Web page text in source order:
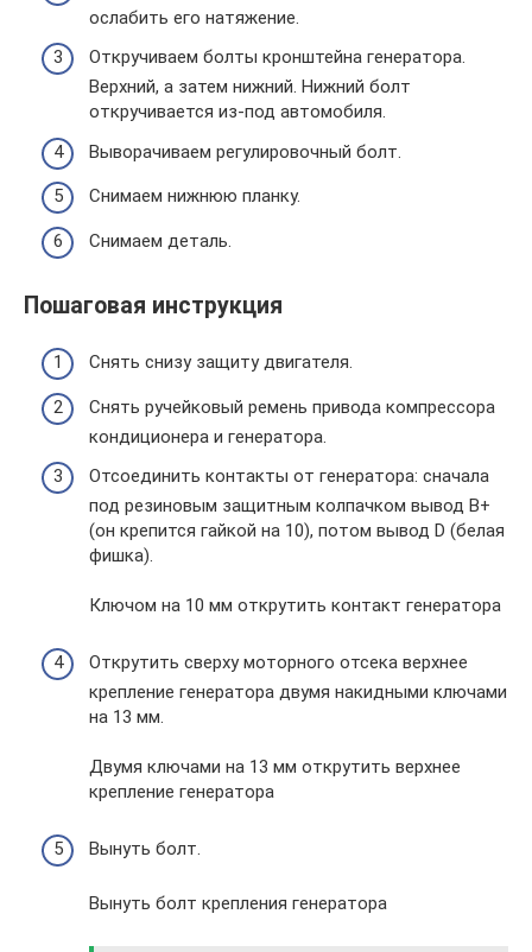
ослабить его натяжение.
Откручиваем болты кронштейна генератора.
Верхний, а затем нижний. Нижний болт
откручивается из-под автомобиля.
Выворачиваем регулировочный болт.
Снимаем нижнюю планку.
Снимаем деталь.
Пошаговая инструкция
Снять снизу защиту двигателя.
Снять ручейковый ремень привода компрессора
кондиционера и генератора.
Отсоединить контакты от генератора: сначала
под резиновым защитным колпачком вывод В+
(он крепится гайкой на 10), потом вывод D (белая
фишка).
Ключом на 10 мм открутить контакт генератора
Открутить сверху моторного отсека верхнее
крепление генератора двумя накидными ключами
на 13 мм.
Двумя ключами на 13 мм открутить верхнее
крепление генератора
Вынуть болт.
Вынуть болт крепления генератора